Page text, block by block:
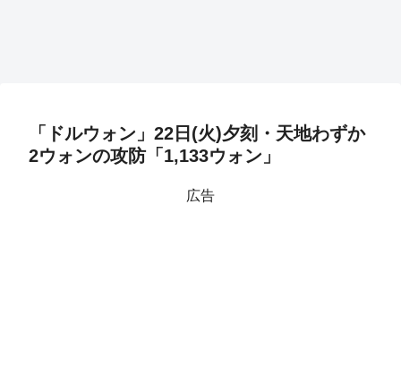
「ドルウォン」22日(火)夕刻・天地わずか
2ウォンの攻防「1,133ウォン」
広告